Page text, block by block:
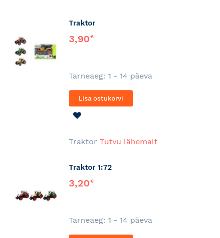
Traktor
3,90€
Tarneaeg: 1 - 14 päeva
Lisa ostukorvi
Traktor Tutvu lähemalt
Traktor 1:72
3,20€
Tarneaeg: 1 - 14 päeva